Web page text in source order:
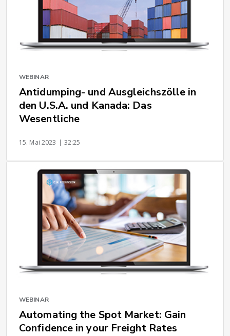
WEBINAR
Antidumping- und Ausgleichszölle in
den U.S.A. und Kanada: Das
Wesentliche
15. Mai 2023 | 32:25
WEBINAR
Automating the Spot Market: Gain
Confidence in your Freight Rates